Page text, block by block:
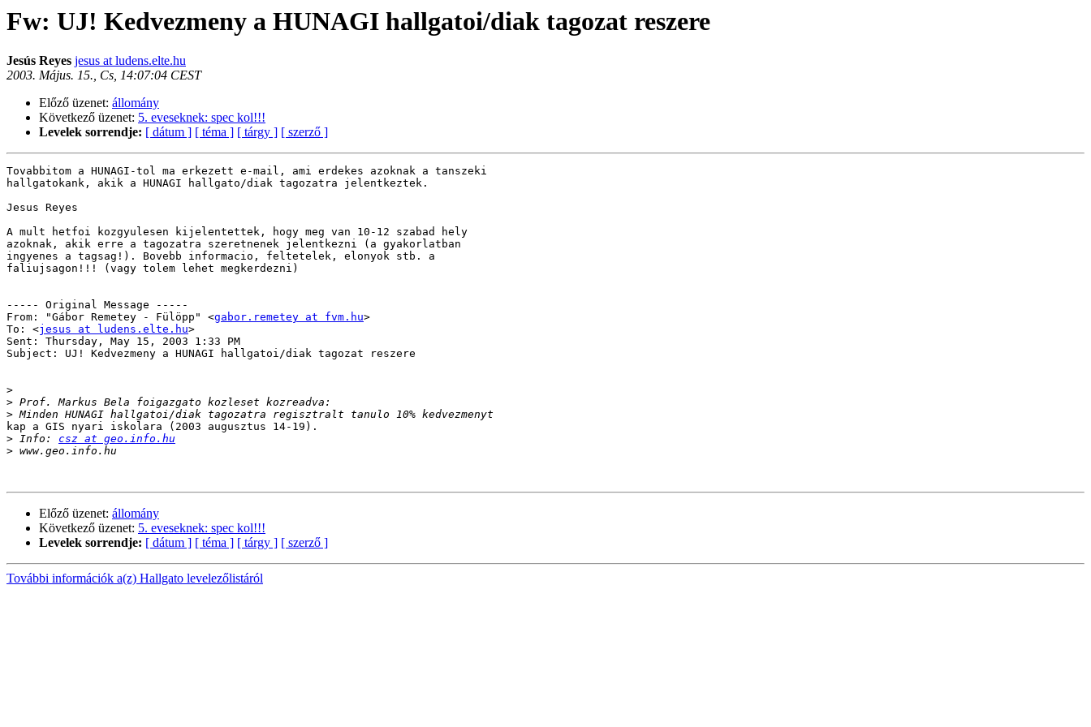
Fw: UJ! Kedvezmeny a HUNAGI hallgatoi/diak tagozat reszere
Jesús Reyes jesus at ludens.elte.hu
2003. Május. 15., Cs, 14:07:04 CEST
Előző üzenet: állomány
Következő üzenet: 5. eveseknek: spec kol!!!
Levelek sorrendje: [ dátum ] [ téma ] [ tárgy ] [ szerző ]
Tovabbitom a HUNAGI-tol ma erkezett e-mail, ami erdekes azoknak a tanszeki
hallgatokank, akik a HUNAGI hallgato/diak tagozatra jelentkeztek.
Jesus Reyes
A mult hetfoi kozgyulesen kijelentettek, hogy meg van 10-12 szabad hely
azoknak, akik erre a tagozatra szeretnenek jelentkezni (a gyakorlatban
ingyenes a tagsag!). Bovebb informacio, feltetelek, elonyok stb. a
faliujsagon!!! (vagy tolem lehet megkerdezni)
----- Original Message -----
From: "Gábor Remetey - Fülöpp" <gabor.remetey at fvm.hu>
To: <jesus at ludens.elte.hu>
Sent: Thursday, May 15, 2003 1:33 PM
Subject: UJ! Kedvezmeny a HUNAGI hallgatoi/diak tagozat reszere
>
>
>
kap a GIS nyari iskolara (2003 augusztus 14-19).
> Info: csz at geo.info.hu
>
Előző üzenet: állomány
Következő üzenet: 5. eveseknek: spec kol!!!
Levelek sorrendje: [ dátum ] [ téma ] [ tárgy ] [ szerző ]
További információk a(z) Hallgato levelezőlistáról